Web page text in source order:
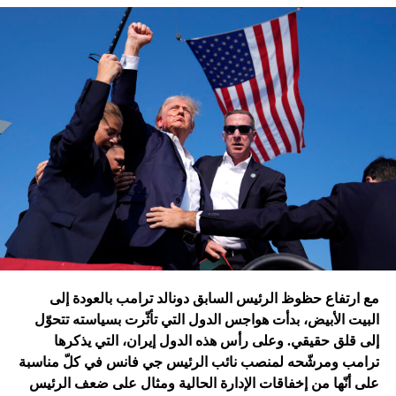
تقُم بمثله غارات التحالف الدولي؟ أم هي تدمير الطائرات
الإسرائيلية للمرّة الأولى مستودعاً لصواريخ الحزب في عمق
الجنوب في عدلون في قضاء الزهراني؟
ترامب الذي أكّد أنّه سينهي الحروب
التي اندلعت في عهد بايدن، قد
يضغط على إسرائيل لوقف الحرب
في غزة
إدارة بايدن ونهاية منظومة.. وانتقام نتنياهو
فتح باباً كبيراً على تحوّلات جذرية في السياسة الأميركية وتعاطي
إسرائيل معها، أبرزها:
مع ارتفاع حظوظ الرئيس السابق دونالد ترامب بالعودة إلى
البيت الأبيض، بدأت هواجس الدول التي تأثّرت بسياسته تتحوّل
إلى قلق حقيقي. وعلى رأس هذه الدول إيران، التي يذكرها
ترامب ومرشّحه لمنصب نائب الرئيس جي فانس في كلّ مناسبة
على أنّها من إخفاقات الإدارة الحالية ومثال على ضعف الرئيس